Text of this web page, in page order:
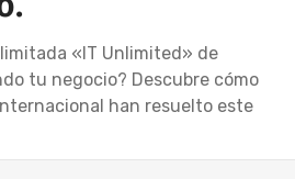
«IT Unlimited» de
tu negocio? Descubre cómo
han resuelto este